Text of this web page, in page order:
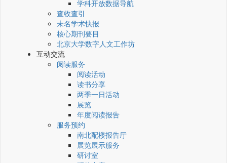
学科开放数据导航
查收查引
未名学术快报
核心期刊要目
北京大学数字人文工作坊
互动交流
阅读服务
阅读活动
读书分享
两季一日活动
展览
年度阅读报告
服务预约
南北配楼报告厅
展览展示服务
研讨室